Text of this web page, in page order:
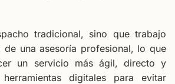
tradicional, sino que trabajo
una asesoría profesional, lo que
un servicio más ágil, directo y
digitales para evitar